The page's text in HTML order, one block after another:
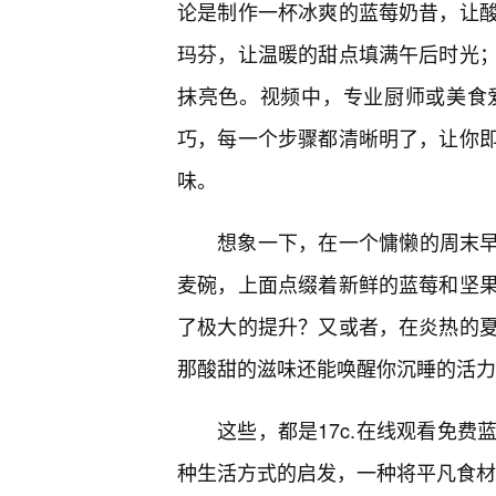
论是制作一杯冰爽的蓝莓奶昔，让
玛芬，让温暖的甜点填满午后时光
抹亮色。视频中，专业厨师或美
巧，每一个步骤都清晰明了，让你
味。
想象一下，在一个慵懒的周末
麦碗，上面点缀着新鲜的蓝莓和坚
了极大的提升？又或者，在炎热的
那酸甜的滋味还能唤醒你沉睡的活
这些，都是17c.在线观看免费
种生活方式的启发，一种将平凡食